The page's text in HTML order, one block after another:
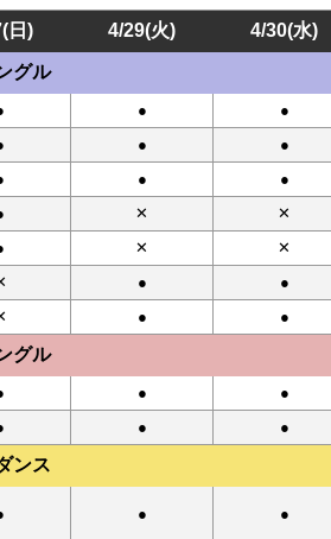
日) 4/29(火) 4/30(水)
グル
●
●
●
●
●
●
✕
✕
✕
✕
●
●
● ●
グル
●
●
● ●
ンス
● ●